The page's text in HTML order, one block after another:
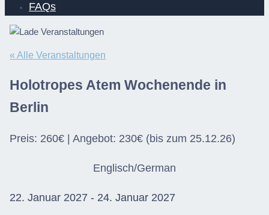
FAQs
« Alle Veranstaltungen
Holotropes Atem Wochenende in
Berlin
Preis: 260€ | Angebot: 230€ (bis zum 25.12.26)
Englisch/German
22. Januar 2027 - 24. Januar 2027